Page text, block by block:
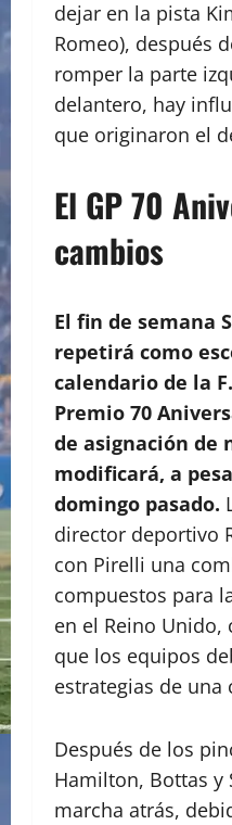
dejar en la pista
Romeo), después
romper la parte
delantero, hay
que originaron el
El GP 70
cambios
El fin de semana
repetirá como
calendario de la
Premio 70
de asignación de
modificará, a
domingo pasado.
director deportivo
con Pirelli una
compuestos para
en el Reino
que los equipos
estrategias de una
Después de los
Hamilton, Bottas y
marcha atrás,